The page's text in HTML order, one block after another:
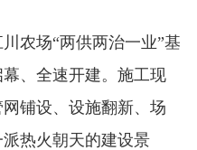
农场“两供两治一业”基
、全速开建。施工现
铺设、设施翻新、场
热火朝天的建设景